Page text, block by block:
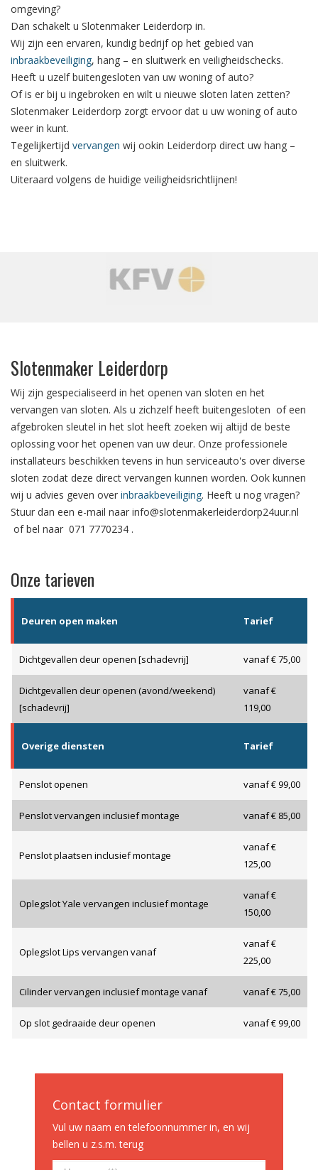
omgeving?
Dan schakelt u Slotenmaker Leiderdorp in.
Wij zijn een ervaren, kundig bedrijf op het gebied van
inbraakbeveiliging, hang – en sluitwerk en veiligheidschecks.
Heeft u uzelf buitengesloten van uw woning of auto?
Of is er bij u ingebroken en wilt u nieuwe sloten laten zetten?
Slotenmaker Leiderdorp zorgt ervoor dat u uw woning of auto
weer in kunt.
Tegelijkertijd vervangen wij ookin Leiderdorp direct uw hang –
en sluitwerk.
Uiteraard volgens de huidige veiligheidsrichtlijnen!
Slotenmaker Leiderdorp
Wij zijn gespecialiseerd in het openen van sloten en het
vervangen van sloten. Als u zichzelf heeft buitengesloten of een
afgebroken sleutel in het slot heeft zoeken wij altijd de beste
oplossing voor het openen van uw deur. Onze professionele
installateurs beschikken tevens in hun serviceauto's over diverse
sloten zodat deze direct vervangen kunnen worden. Ook kunnen
wij u advies geven over inbraakbeveiliging. Heeft u nog vragen?
Stuur dan een e-mail naar info@slotenmakerleiderdorp24uur.nl
of bel naar 071 7770234 .
Onze tarieven
Deuren open maken Tarief
Dichtgevallen deur openen [schadevrij] vanaf € 75,00
Dichtgevallen deur openen (avond/weekend)
[schadevrij]
vanaf €
119,00
Overige diensten Tarief
Penslot openen vanaf € 99,00
Penslot vervangen inclusief montage vanaf € 85,00
Penslot plaatsen inclusief montage
vanaf €
125,00
Oplegslot Yale vervangen inclusief montage
vanaf €
150,00
Oplegslot Lips vervangen vanaf
vanaf €
225,00
Cilinder vervangen inclusief montage vanaf vanaf € 75,00
Op slot gedraaide deur openen vanaf € 99,00
Contact formulier
Vul uw naam en telefoonnummer in, en wij
bellen u z.s.m. terug